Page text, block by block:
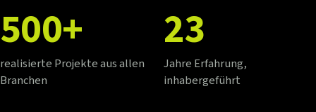
500+
realisierte Projekte aus allen
Branchen
23
Jahre Erfahrung,
inhabergeführt